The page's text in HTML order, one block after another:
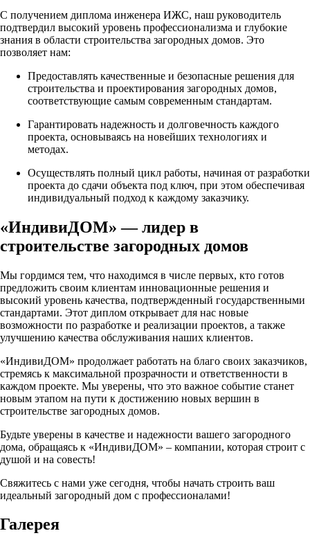
С получением диплома инженера ИЖС, наш руководитель
подтвердил высокий уровень профессионализма и глубокие
знания в области строительства загородных домов. Это
позволяет нам:
Предоставлять качественные и безопасные решения для
строительства и проектирования загородных домов,
соответствующие самым современным стандартам.
Гарантировать надежность и долговечность каждого
проекта, основываясь на новейших технологиях и
методах.
Осуществлять полный цикл работы, начиная от разработки
проекта до сдачи объекта под ключ, при этом обеспечивая
индивидуальный подход к каждому заказчику.
«ИндивиДОМ» — лидер в
строительстве загородных домов
Мы гордимся тем, что находимся в числе первых, кто готов
предложить своим клиентам инновационные решения и
высокий уровень качества, подтвержденный государственными
стандартами. Этот диплом открывает для нас новые
возможности по разработке и реализации проектов, а также
улучшению качества обслуживания наших клиентов.
«ИндивиДОМ» продолжает работать на благо своих заказчиков,
стремясь к максимальной прозрачности и ответственности в
каждом проекте. Мы уверены, что это важное событие станет
новым этапом на пути к достижению новых вершин в
строительстве загородных домов.
Будьте уверены в качестве и надежности вашего загородного
дома, обращаясь к «ИндивиДОМ» – компании, которая строит с
душой и на совесть!
Свяжитесь с нами уже сегодня, чтобы начать строить ваш
идеальный загородный дом с профессионалами!
Галерея